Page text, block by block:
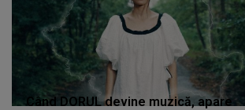
Când DORUL devine muzică, apare